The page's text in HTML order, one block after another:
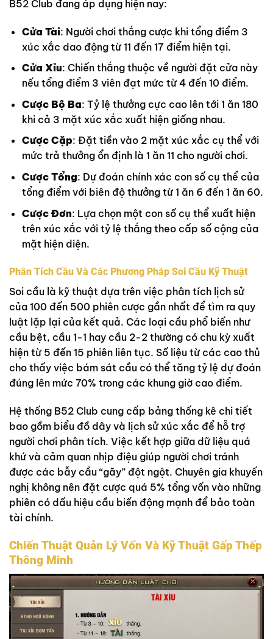
B52 Club đang áp dụng hiện nay:
Cửa Tài: Người chơi thắng cược khi tổng điểm 3
xúc xắc dao động từ 11 đến 17 điểm hiện tại.
Cửa Xỉu: Chiến thắng thuộc về người đặt cửa này
nếu tổng điểm 3 viên đạt mức từ 4 đến 10 điểm.
Cược Bộ Ba: Tỷ lệ thưởng cực cao lên tới 1 ăn 180
khi cả 3 mặt xúc xắc xuất hiện giống nhau.
Cược Cặp: Đặt tiền vào 2 mặt xúc xắc cụ thể với
mức trả thưởng ổn định là 1 ăn 11 cho người chơi.
Cược Tổng: Dự đoán chính xác con số cụ thể của
tổng điểm với biên độ thưởng từ 1 ăn 6 đến 1 ăn 60.
Cược Đơn: Lựa chọn một con số cụ thể xuất hiện
trên xúc xắc với tỷ lệ thắng theo cấp số cộng của
mặt hiện diện.
Phân Tích Cầu Và Các Phương Pháp Soi Cầu Kỹ Thuật
Soi cầu là kỹ thuật dựa trên việc phân tích lịch sử
của 100 đến 500 phiên cược gần nhất để tìm ra quy
luật lặp lại của kết quả. Các loại cầu phổ biến như
cầu bệt, cầu 1-1 hay cầu 2-2 thường có chu kỳ xuất
hiện từ 5 đến 15 phiên liên tục. Số liệu từ các cao thủ
cho thấy việc bám sát cầu có thể tăng tỷ lệ dự đoán
đúng lên mức 70% trong các khung giờ cao điểm.
Hệ thống B52 Club cung cấp bảng thống kê chi tiết
bao gồm biểu đồ dây và lịch sử xúc xắc để hỗ trợ
người chơi phân tích. Việc kết hợp giữa dữ liệu quá
khứ và cảm quan nhịp điệu giúp người chơi tránh
được các bẫy cầu “gãy” đột ngột. Chuyên gia khuyến
nghị không nên đặt cược quá 5% tổng vốn vào những
phiên có dấu hiệu cầu biến động mạnh để bảo toàn
tài chính.
Chiến Thuật Quản Lý Vốn Và Kỹ Thuật Gấp Thếp
Thông Minh